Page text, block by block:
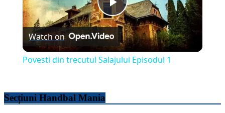
Play
Video
Watch on
Povesti din trecutul Salajului Episodul 1
Secțiuni Handbal Mania